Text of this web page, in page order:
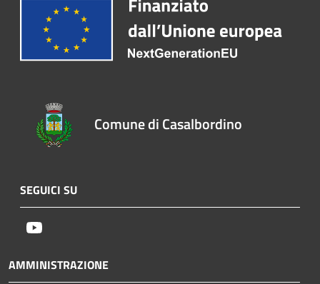
Comune di Casalbordino
SEGUICI SU
AMMINISTRAZIONE